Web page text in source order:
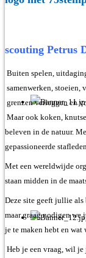
scouting Petrus
Buiten spelen,
samenwerken, stoeien,
grenzen verleggen en
Maar ook koken,
beleven in de natuur.
gepassioneerde stafleden.
Met een wereldwijde
staan midden in de
Deze site geeft jullie als
maar graag nodigen we
je te maken hebt en wat
Heb je een vraag, wil